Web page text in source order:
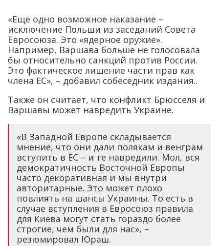
«Еще одно возможное наказание –
исключение Польши из заседаний Совета
Евросоюза. Это «ядерное оружие».
Например, Варшава больше не голосовала
бы относительно санкций против России.
Это фактическое лишение части прав как
члена ЕС», – добавил собеседник издания..
Также он считает, что конфликт Брюсселя и
Варшавы может навредить Украине.
«В Западной Европе складывается
мнение, что они дали полякам и венграм
вступить в ЕС – и те навредили. Мол, вся
демократичность Восточной Европы
часто декоративная и мы внутри
авторитарные. Это может плохо
повлиять на шансы Украины. То есть в
случае вступления в Евросоюз правила
для Киева могут стать гораздо более
строгие, чем были для нас», –
резюмировал Юраш.